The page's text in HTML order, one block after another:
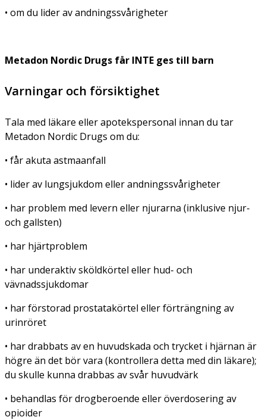
• om du lider av andningssvårigheter
Metadon Nordic Drugs får INTE ges till barn
Varningar och försiktighet
Tala med läkare eller apotekspersonal innan du tar
Metadon Nordic Drugs om du:
• får akuta astmaanfall
• lider av lungsjukdom eller andningssvårigheter
• har problem med levern eller njurarna (inklusive njur-
och gallsten)
• har hjärtproblem
• har underaktiv sköldkörtel eller hud- och
vävnadssjukdomar
• har förstorad prostatakörtel eller förträngning av
urinröret
• har drabbats av en huvudskada och trycket i hjärnan är
högre än det bör vara (kontrollera detta med din läkare);
du skulle kunna drabbas av svår huvudvärk
• behandlas för drogberoende eller överdosering av
opioider